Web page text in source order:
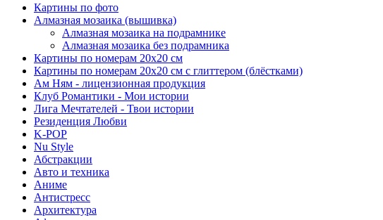
Картины по фото
Алмазная мозаика (вышивка)
Алмазная мозаика на подрамнике
Алмазная мозаика без подрамника
Картины по номерам 20х20 см
Картины по номерам 20х20 см с глиттером (блёстками)
Ам Ням - лицензионная продукция
Клуб Романтики - Мои истории
Лига Мечтателей - Твои истории
Резиденция Любви
K-POP
Nu Style
Абстракции
Авто и техника
Аниме
Антистресс
Архитектура